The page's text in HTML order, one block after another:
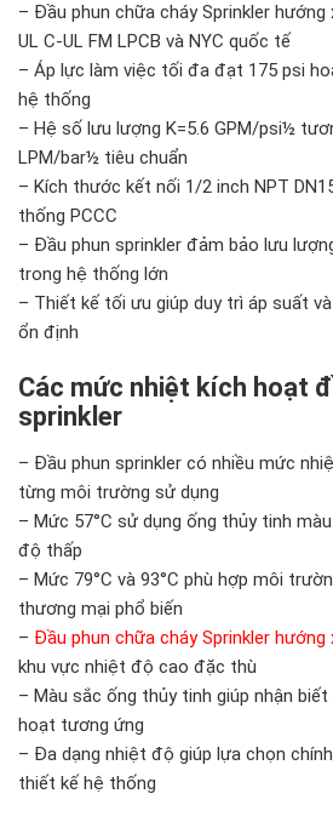
– Đầu phun chữa cháy Sprinkler
UL C-UL FM LPCB và NYC quốc tế
– Áp lực làm việc tối đa đạt 175 psi
hệ thống
– Hệ số lưu lượng K=5.6 GPM/psi½
LPM/bar½ tiêu chuẩn
– Kích thước kết nối 1/2 inch NPT
thống PCCC
– Đầu phun sprinkler đảm bảo lưu
trong hệ thống lớn
– Thiết kế tối ưu giúp duy trì áp suất
ổn định
Các mức nhiệt kích hoạt
sprinkler
– Đầu phun sprinkler có nhiều mức
từng môi trường sử dụng
– Mức 57°C sử dụng ống thủy tinh
độ thấp
– Mức 79°C và 93°C phù hợp môi
thương mại phổ biến
– Đầu phun chữa cháy Sprinkler hướng
khu vực nhiệt độ cao đặc thù
– Màu sắc ống thủy tinh giúp nhận
hoạt tương ứng
– Đa dạng nhiệt độ giúp lựa chọn
thiết kế hệ thống